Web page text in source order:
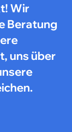
Wir
Beratung
uns über